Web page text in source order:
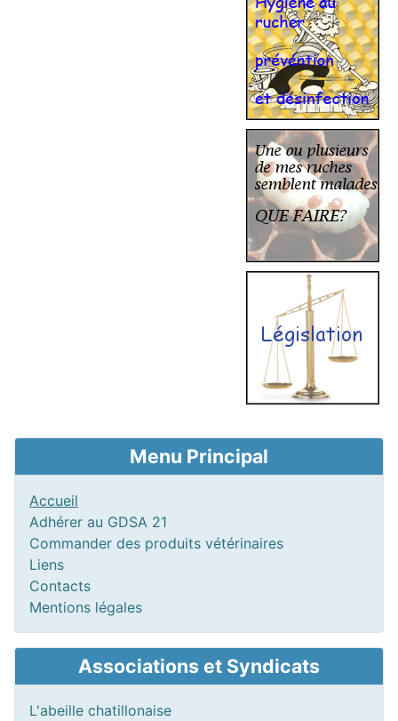
Menu Principal
Accueil
Adhérer au GDSA 21
Commander des produits vétérinaires
Liens
Contacts
Mentions légales
Associations et Syndicats
L'abeille chatillonaise